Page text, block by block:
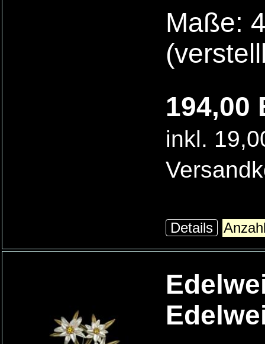
Maße:
194,00
inkl.
Details